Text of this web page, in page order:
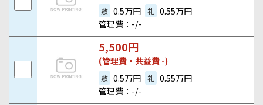
敷 0.5万円 礼 0.55万円
管理費：-/-
5,500円
(管理費・共益費 -)
敷 0.5万円 礼 0.55万円
管理費：-/-